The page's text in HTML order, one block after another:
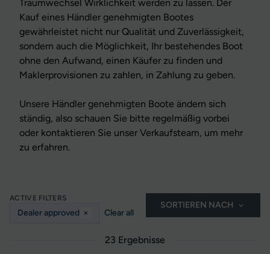
Traumwechsel Wirklichkeit werden zu lassen. Der
Kauf eines Händler genehmigten Bootes
gewährleistet nicht nur Qualität und Zuverlässigkeit,
sondern auch die Möglichkeit, Ihr bestehendes Boot
ohne den Aufwand, einen Käufer zu finden und
Maklerprovisionen zu zahlen, in Zahlung zu geben.
Unsere Händler genehmigten Boote ändern sich
ständig, also schauen Sie bitte regelmäßig vorbei
oder kontaktieren Sie unser Verkaufsteam, um mehr
zu erfahren.
ACTIVE FILTERS
Dealer approved × Clear all
SORTIEREN NACH
23 Ergebnisse